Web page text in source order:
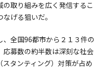
取り組みを広く発信するこ
げる狙いだ。
全国96都市から２１３件の
募数の約半数は深刻な社会
タンティング）対策が占め